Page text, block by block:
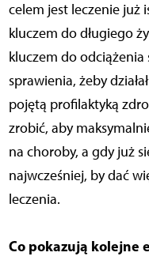
celem jest leczenie już
kluczem do długiego
kluczem do
sprawienia, żeby
pojętą profilaktyką
zrobić, aby
na choroby, a gdy już
najwcześniej, by dać
leczenia.
Co pokazują kolejne